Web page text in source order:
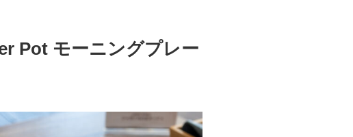
Pot モーニングプレー